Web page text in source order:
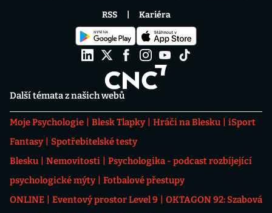
Další témata z našich webů
Moje Psychologie Blesk Tlapky Hráči na Blesku
iSport
Fantasy
Spotřebitelské testy
Blesku
Nemovitosti
Psychologika - podcast rozbíjející
psychologické mýty
Fotbalové přestupy
ONLINE
Eventový prostor Level 9
OKTAGON 92: Szabová
RSS Kariéra